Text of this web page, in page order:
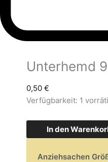
Unterhemd
0,50 €
Verfügbarkeit: 1
In den
Anziehsachen